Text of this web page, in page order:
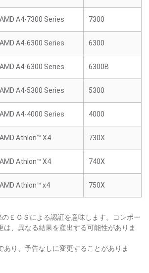
AMD A4-7300 Series 7300
AMD A4-6300 Series 6300
AMD A4-6300 Series 6300B
AMD A4-5300 Series 5300
AMD A4-4000 Series 4000
AMD Athlon™ X4 730X
AMD Athlon™ X4 740X
AMD Athlon™ x4 750X
ＥＣＳによる認証を意味します。コンポー
は、異なる結果を産出する可能性がありま
あり、予告なしに変更することがありま